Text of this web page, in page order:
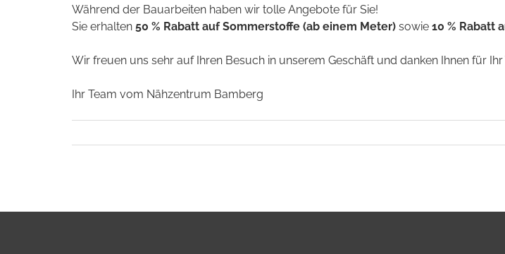
Während der Bauarbeiten haben wir tolle Angebote für Sie!
Sie erhalten 50 % Rabatt auf Sommerstoffe (ab einem Meter) sowie 10 % Rabatt
Wir freuen uns sehr auf Ihren Besuch in unserem Geschäft und danken Ihnen für
Ihr Team vom Nähzentrum Bamberg